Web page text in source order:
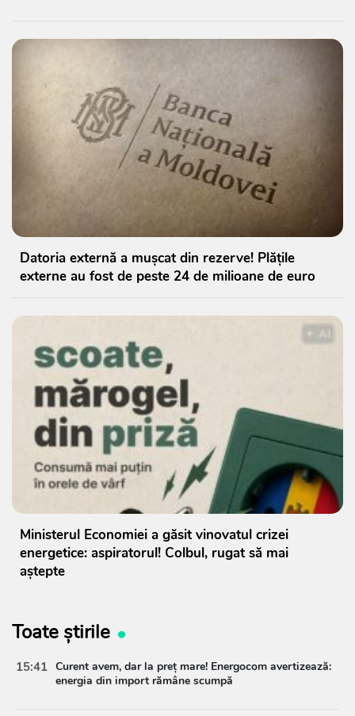
Datoria externă a mușcat din rezerve! Plățile
externe au fost de peste 24 de milioane de euro
Ministerul Economiei a găsit vinovatul crizei
energetice: aspiratorul! Colbul, rugat să mai
aștepte
Toate știrile
15:41 Curent avem, dar la preț mare! Energocom avertizează:
energia din import rămâne scumpă